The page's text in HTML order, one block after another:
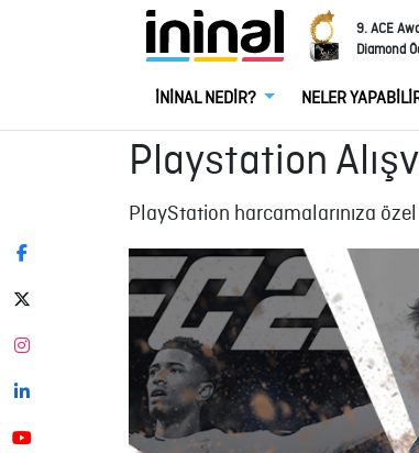
9. ACE
Diamond
İNİNAL NEDİR? NELER
Playstation
PlayStation harcamalarınıza